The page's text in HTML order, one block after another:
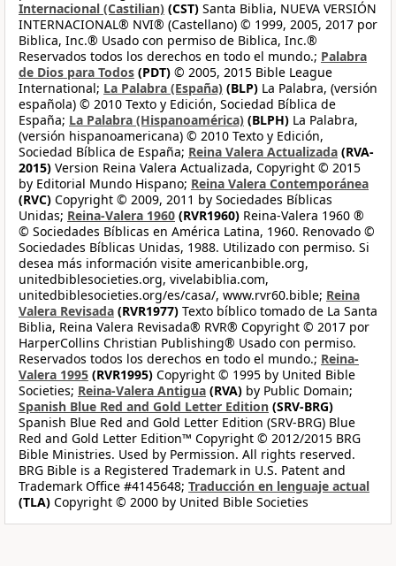
Internacional (Castilian) (CST) Santa Biblia, NUEVA VERSIÓN
INTERNACIONAL® NVI® (Castellano) © 1999, 2005, 2017 por
Biblica, Inc.® Usado con permiso de Biblica, Inc.®
Reservados todos los derechos en todo el mundo.; Palabra
de Dios para Todos (PDT) © 2005, 2015 Bible League
International; La Palabra (España) (BLP) La Palabra, (versión
española) © 2010 Texto y Edición, Sociedad Bíblica de
España; La Palabra (Hispanoamérica) (BLPH) La Palabra,
(versión hispanoamericana) © 2010 Texto y Edición,
Sociedad Bíblica de España; Reina Valera Actualizada (RVA-
2015) Version Reina Valera Actualizada, Copyright © 2015
by Editorial Mundo Hispano; Reina Valera Contemporánea
(RVC) Copyright © 2009, 2011 by Sociedades Bíblicas
Unidas; Reina-Valera 1960 (RVR1960) Reina-Valera 1960 ®
© Sociedades Bíblicas en América Latina, 1960. Renovado ©
Sociedades Bíblicas Unidas, 1988. Utilizado con permiso. Si
desea más información visite americanbible.org,
unitedbiblesocieties.org, vivelabiblia.com,
unitedbiblesocieties.org/es/casa/, www.rvr60.bible; Reina
Valera Revisada (RVR1977) Texto bíblico tomado de La Santa
Biblia, Reina Valera Revisada® RVR® Copyright © 2017 por
HarperCollins Christian Publishing® Usado con permiso.
Reservados todos los derechos en todo el mundo.; Reina-
Valera 1995 (RVR1995) Copyright © 1995 by United Bible
Societies; Reina-Valera Antigua (RVA) by Public Domain;
Spanish Blue Red and Gold Letter Edition (SRV-BRG)
Spanish Blue Red and Gold Letter Edition (SRV-BRG) Blue
Red and Gold Letter Edition™ Copyright © 2012/2015 BRG
Bible Ministries. Used by Permission. All rights reserved.
BRG Bible is a Registered Trademark in U.S. Patent and
Trademark Office #4145648; Traducción en lenguaje actual
(TLA) Copyright © 2000 by United Bible Societies